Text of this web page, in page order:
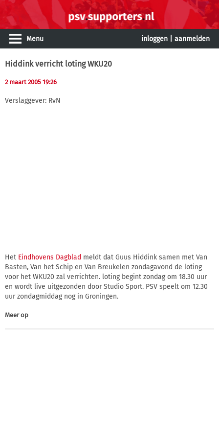
Menu inloggen aanmelden
Hiddink verricht loting WKU20
2 maart 2005 19:26
Verslaggever: RvN
Het Eindhovens Dagblad meldt dat Guus Hiddink samen met Van
Basten, Van het Schip en Van Breukelen zondagavond de loting
voor het WKU20 zal verrichten. loting begint zondag om 18.30 uur
en wordt live uitgezonden door Studio Sport. PSV speelt om 12.30
uur zondagmiddag nog in Groningen.
Meer op